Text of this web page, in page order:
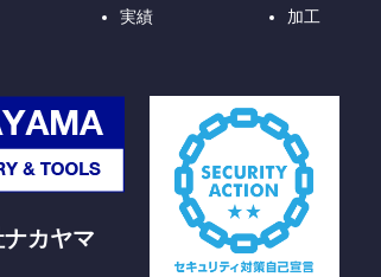
実績 加工
カヤマ